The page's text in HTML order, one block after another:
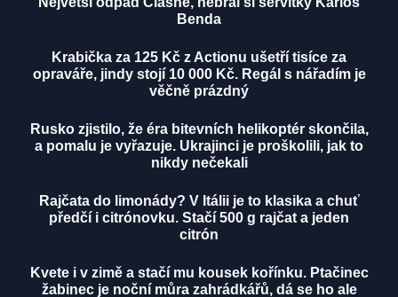
Benda
Krabička za 125 Kč z Actionu ušetří tisíce za
opraváře, jindy stojí 10 000 Kč. Regál s nářadím je
věčně prázdný
Rusko zjistilo, že éra bitevních helikoptér skončila,
a pomalu je vyřazuje. Ukrajinci je proškolili, jak to
nikdy nečekali
Rajčata do limonády? V Itálii je to klasika a chuť
předčí i citrónovku. Stačí 500 g rajčat a jeden
citrón
Kvete i v zimě a stačí mu kousek kořínku. Ptačinec
žabinec je noční můra zahrádkářů, dá se ho ale